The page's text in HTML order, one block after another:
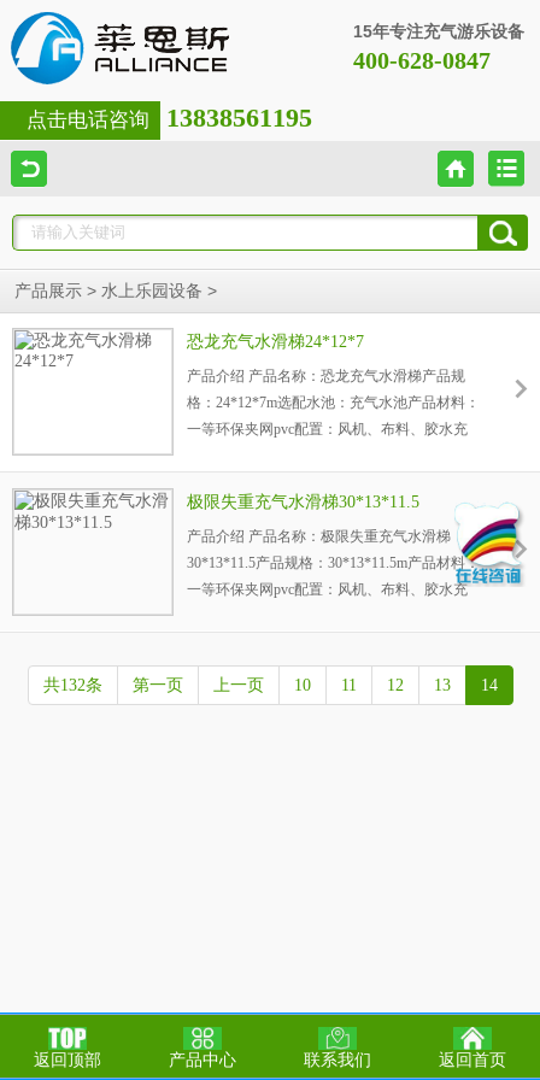
15年专注充气游乐设备
400-628-0847
点击电话咨询 13838561195
产品展示 > 水上乐园设备 >
恐龙充气水滑梯24*12*7
产品介绍 产品名称：恐龙充气水滑梯产品规
格：24*12*7m选配水池：充气水池产品材料：
一等环保夹网pvc配置：风机、布料、胶水充
极限失重充气水滑梯30*13*11.5
产品介绍 产品名称：极限失重充气水滑梯
30*13*11.5产品规格：30*13*11.5m产品材料：
一等环保夹网pvc配置：风机、布料、胶水充
共132条 第一页 上一页 10 11 12 13 14
返回顶部 产品中心 联系我们 返回首页